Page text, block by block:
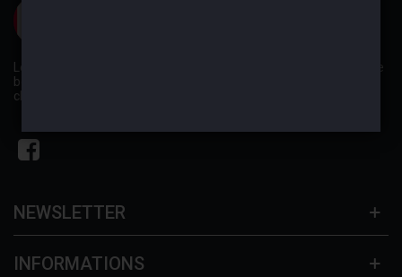
Les conseils avisés de nos experts magasins vous permettront de
bénéficier des tarifs les plus bas du marché afin de réparer,
changer, ou améliorer toutes les pièces de votre véhicule.
NEWSLETTER
INFORMATIONS